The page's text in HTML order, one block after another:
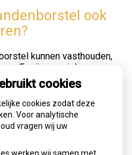
ook
kunnen vasthouden,
Er zijn speciale
voor kinderen.
voor de kindermond.
is juist leuk
aan de motivatie om het
de ouders is de
hulpmiddel. Met de
ouders makkelijk en goed
cookies
cookies zodat deze
Voor analytische
vragen wij uw